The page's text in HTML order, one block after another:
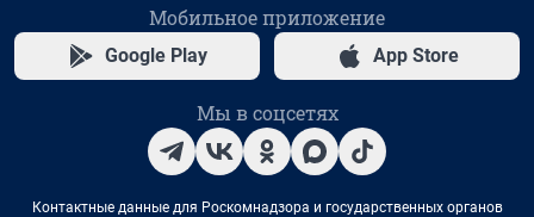
Мобильное приложение
Google Play App Store
Мы в соцсетях
Контактные данные для Роскомнадзора и государственных органов